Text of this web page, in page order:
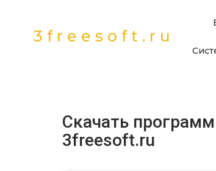
3freesoft.ru
Скачать
3freesoft.ru